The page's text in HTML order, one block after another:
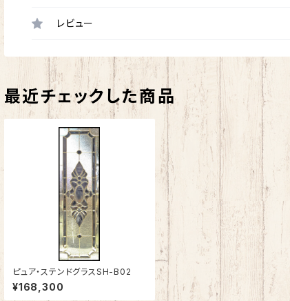
レビュー
最近チェックした商品
ピュア・ステンドグラスSH-B02
¥168,300